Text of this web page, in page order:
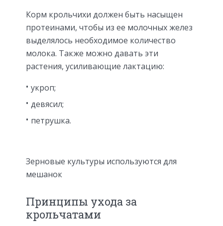
Корм крольчихи должен быть насыщен
протеинами, чтобы из ее молочных желез
выделялось необходимое количество
молока. Также можно давать эти
растения, усиливающие лактацию:
укроп;
девясил;
петрушка.
Зерновые культуры используются для
мешанок
Принципы ухода за
крольчатами